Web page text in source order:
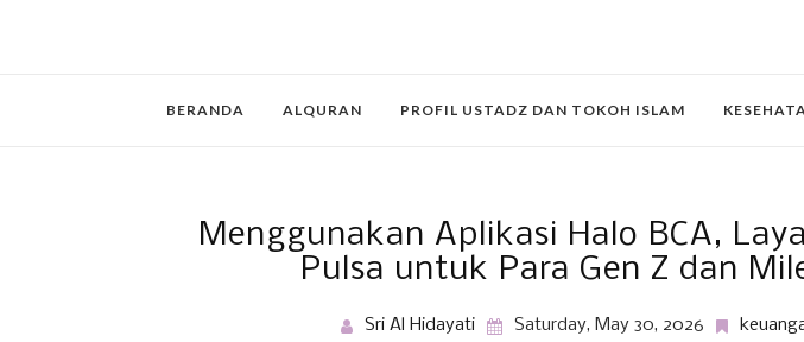
BERANDA ALQURAN PROFIL USTADZ DAN TOKOH ISLAM
Menggunakan Aplikasi Halo BCA,
Pulsa untuk Para Gen Z dan
Sri Al Hidayati Saturday, May 30, 2026